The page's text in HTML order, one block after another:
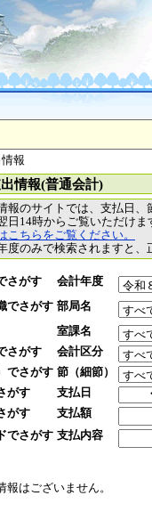
報
情報(普通会計)
報のサイトでは、支払日
日14時からご覧いただけ
こちらをご覧ください。
度のみで検索されますと
さがす
会計年度
でさがす 部局名
室課名
さがす
会計区分
でさがす 節（細節）
がす
支払日
がす
支払額
でさがす 支払内容
報はございません。